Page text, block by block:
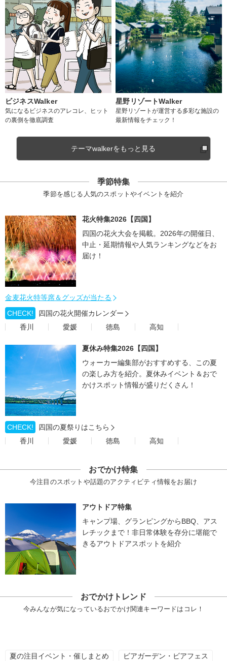
ビジネスWalker
気になるビジネスのアレコレ、ヒット
の裏側を徹底調査
星野リゾートWalker
星野リゾートが運営する多彩な施設の
最新情報をチェック！
テーマwalkerをもっと見る
季節特集
季節を感じる人気のスポットやイベントを紹介
花火特集2026【四国】
四国の花火大会を掲載。2026年の開催日、
中止・延期情報や人気ランキングなどをお
届け！
金麦花火特等席＆グッズが当たる
CHECK!
四国の花火開催カレンダー
香川
愛媛 徳島 高知
夏休み特集2026【四国】
ウォーカー編集部がおすすめする、この夏
の楽しみ方を紹介。夏休みイベント＆おで
かけスポット情報が盛りだくさん！
CHECK!
四国の夏祭りはこちら
香川
愛媛 徳島 高知
おでかけ特集
今注目のスポットや話題のアクティビティ情報をお届け
アウトドア特集
キャンプ場、グランピングからBBQ、アス
レチックまで！非日常体験を存分に堪能で
きるアウトドアスポットを紹介
おでかけトレンド
今みんなが気になっているおでかけ関連キーワードはコレ！
夏の注目イベント・催しまとめ ビアガーデン・ビアフェス